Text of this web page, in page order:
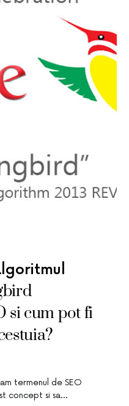
si cum pot fi
termenul de SEO
concept si sa…